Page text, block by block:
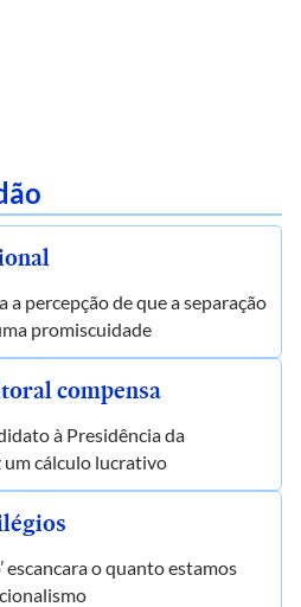
a percepção de que a separação
promiscuidade
compensa
à Presidência da
um cálculo lucrativo
escancara o quanto estamos